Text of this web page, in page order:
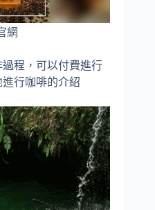
網
程，可以付費進行
行咖啡的介紹